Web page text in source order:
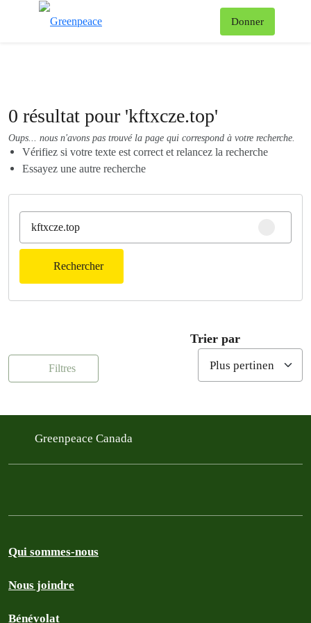
Donner
0 résultat pour 'kftxcze.top'
Oups... nous n'avons pas trouvé la page qui correspond à votre recherche.
Vérifiez si votre texte est correct et relancez la recherche
Essayez une autre recherche
Rechercher
Filtres
Trier par
Greenpeace Canada
Qui sommes-nous
Nous joindre
Bénévolat